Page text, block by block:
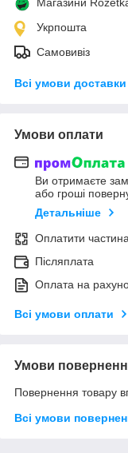
Укрпошта
Самовивіз
Всі умови доставки
Умови оплати
Ви отримаєте
або гроші
Детальніше
Оплатити
Післяплата
Оплата на
Всі умови оплати
Умови
Повернення товару
Всі умови